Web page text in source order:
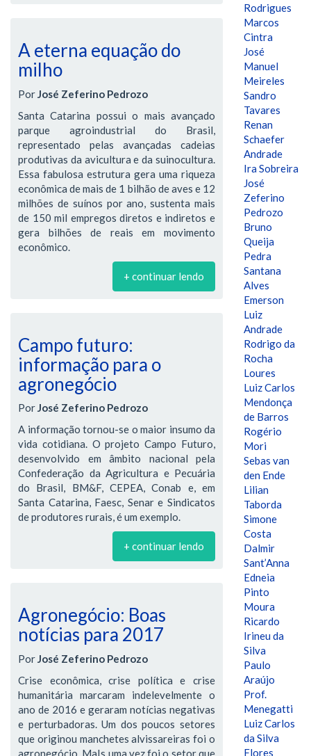
A eterna equação do
milho
Por José Zeferino Pedrozo
Santa Catarina possui o mais avançado
parque agroindustrial do Brasil,
representado pelas avançadas cadeias
produtivas da avicultura e da suinocultura.
Essa fabulosa estrutura gera uma riqueza
econômica de mais de 1 bilhão de aves e 12
milhões de suínos por ano, sustenta mais
de 150 mil empregos diretos e indiretos e
gera bilhões de reais em movimento
econômico.
+ continuar lendo
Campo futuro:
informação para o
agronegócio
PorJosé Zeferino Pedrozo
A informação tornou-se o maior insumo da
vida cotidiana. O projeto Campo Futuro,
desenvolvido em âmbito nacional pela
Confederação da Agricultura e Pecuária
do Brasil, BM&F, CEPEA, Conab e, em
Santa Catarina, Faesc, Senar e Sindicatos
de produtores rurais, é um exemplo.
+ continuar lendo
Agronegócio: Boas
notícias para 2017
Por José Zeferino Pedrozo
Crise econômica, crise política e crise
humanitária marcaram indelevelmente o
ano de 2016 e geraram notícias negativas
e perturbadoras. Um dos poucos setores
que originou manchetes alvissareiras foi o
agronegócio. MaIs uma vez foi o setor que
Rodrigues
Marcos
Cintra
José
Manuel
Meireles
Sandro
Tavares
Renan
Schaefer
Andrade
Ira Sobreira
José
Zeferino
Pedrozo
Bruno
Queija
Pedra
Santana
Alves
Emerson
Luiz
Andrade
Rodrigo da
Rocha
Loures
Luiz Carlos
Mendonça
de Barros
Rogério
Mori
Sebas van
den Ende
Lilian
Taborda
Simone
Costa
Dalmir
Sant’Anna
Edneia
Pinto
Moura
Ricardo
Irineu da
Silva
Paulo
Araújo
Prof.
Menegatti
Luiz Carlos
da Silva
Flores